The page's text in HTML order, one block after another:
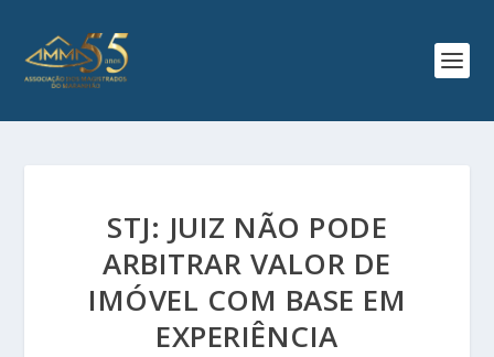
STJ: JUIZ NÃO PODE
ARBITRAR VALOR DE
IMÓVEL COM BASE EM
EXPERIÊNCIA